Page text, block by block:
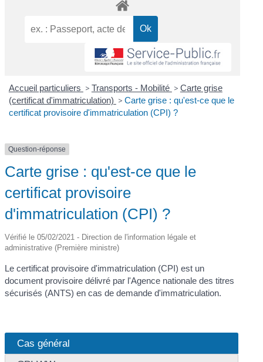
Accueil particuliers > Transports - Mobilité > Carte grise
(certificat d'immatriculation) > Carte grise : qu'est-ce que le
certificat provisoire d'immatriculation (CPI) ?
Question-réponse
Carte grise : qu'est-ce que le
certificat provisoire
d'immatriculation (CPI) ?
Vérifié le 05/02/2021 - Direction de l'information légale et
administrative (Première ministre)
Le certificat provisoire d'immatriculation (CPI) est un
document provisoire délivré par l'Agence nationale des titres
sécurisés (ANTS) en cas de demande d'immatriculation.
Cas général